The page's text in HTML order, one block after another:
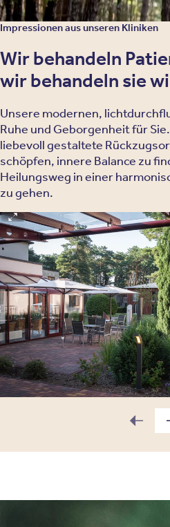
Impressionen aus unseren Kliniken
Wir behandeln
wir behandeln sie
Unsere modernen,
Ruhe und Geborgenheit für
liebevoll gestaltete
schöpfen, innere Balance zu
Heilungsweg in einer
zu gehen.
Unsere Philosophie